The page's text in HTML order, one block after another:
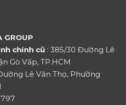
GROUP
chính cũ : 385/30 Đường Lê
Gò Vấp, TP.HCM
Lê Văn Thọ, Phường